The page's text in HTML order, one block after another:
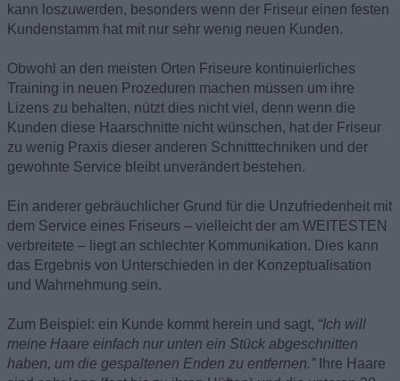
kann loszuwerden, besonders wenn der Friseur einen festen
Kundenstamm hat mit nur sehr wenig neuen Kunden.
Obwohl an den meisten Orten Friseure kontinuierliches
Training in neuen Prozeduren machen müssen um ihre
Lizens zu behalten, nützt dies nicht viel, denn wenn die
Kunden diese Haarschnitte nicht wünschen, hat der Friseur
zu wenig Praxis dieser anderen Schnitttechniken und der
gewohnte Service bleibt unverändert bestehen.
Ein anderer gebräuchlicher Grund für die Unzufriedenheit mit
dem Service eines Friseurs – vielleicht der am WEITESTEN
verbreitete – liegt an schlechter Kommunikation. Dies kann
das Ergebnis von Unterschieden in der Konzeptualisation
und Wahrnehmung sein.
Zum Beispiel: ein Kunde kommt herein und sagt, “Ich will
meine Haare einfach nur unten ein Stück abgeschnitten
haben, um die gespaltenen Enden zu entfernen.”Ihre Haare